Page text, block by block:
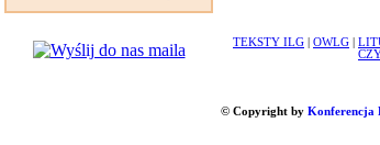
TEKSTY ILG
OWLG
© Copyright by Konferencja